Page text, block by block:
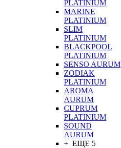
PLATINIUM
MARINE
PLATINIUM
SLIM
PLATINIUM
BLACKPOOL
PLATINIUM
SENSO AURUM
ZODIAK
PLATINIUM
AROMA
AURUM
CUPRUM
PLATINIUM
SOUND
AURUM
+ ЕЩЕ 5